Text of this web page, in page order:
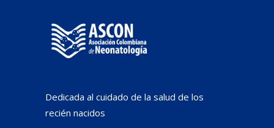
Dedicada al cuidado de la salud de los
recién nacidos